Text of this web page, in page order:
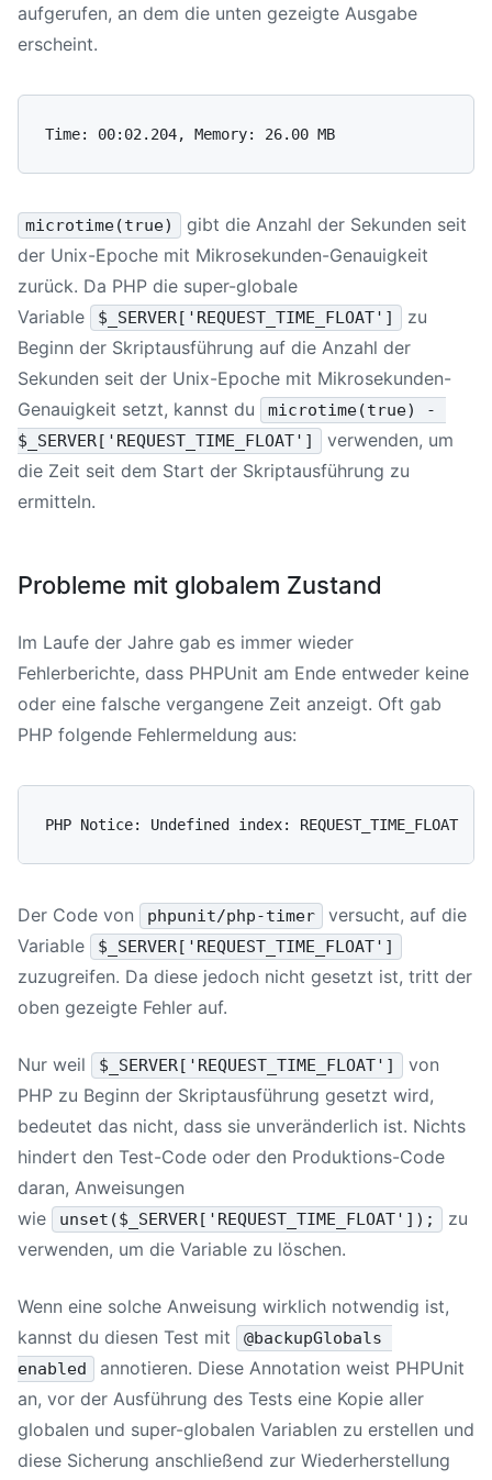
aufgerufen, an dem die unten gezeigte Ausgabe
erscheint.
microtime(true)
gibt die Anzahl der Sekunden seit
der Unix-Epoche mit Mikrosekunden-Genauigkeit
zurück. Da PHP die super-globale
Variable
$_SERVER['REQUEST_TIME_FLOAT']
zu
Beginn der Skriptausführung auf die Anzahl der
Sekunden seit der Unix-Epoche mit Mikrosekunden-
Genauigkeit setzt, kannst du
microtime(true) -
$_SERVER['REQUEST_TIME_FLOAT']
verwenden, um
die Zeit seit dem Start der Skriptausführung zu
ermitteln.
Probleme mit globalem Zustand
Im Laufe der Jahre gab es immer wieder
Fehlerberichte, dass PHPUnit am Ende entweder keine
oder eine falsche vergangene Zeit anzeigt. Oft gab
PHP folgende Fehlermeldung aus:
Der Code von phpunit/php-timer
versucht, auf die
Variable
$_SERVER['REQUEST_TIME_FLOAT']
zuzugreifen. Da diese jedoch nicht gesetzt ist, tritt der
oben gezeigte Fehler auf.
Nur weil $_SERVER['REQUEST_TIME_FLOAT']
von
PHP zu Beginn der Skriptausführung gesetzt wird,
bedeutet das nicht, dass sie unveränderlich ist. Nichts
hindert den Test-Code oder den Produktions-Code
daran, Anweisungen
wie
unset($_SERVER['REQUEST_TIME_FLOAT']);
zu
verwenden, um die Variable zu löschen.
Wenn eine solche Anweisung wirklich notwendig ist,
kannst du diesen Test mit
@backupGlobals
enabled
annotieren. Diese Annotation weist PHPUnit
an, vor der Ausführung des Tests eine Kopie aller
globalen und super-globalen Variablen zu erstellen und
diese Sicherung anschließend zur Wiederherstellung